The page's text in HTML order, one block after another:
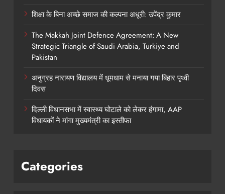
शिक्षा के बिना अच्छे समाज की कल्पना अधूरी: उपेंद्र कुमार
The Makkah Joint Defence Agreement: A New
Strategic Triangle of Saudi Arabia, Turkiye and
Pakistan
अनुग्रह नारायण विद्यालय में धूमधाम से मनाया गया बिहार पृथ्वी
दिवस
दिल्ली विधानसभा में स्वास्थ्य घोटाले को लेकर हंगामा, AAP
विधायकों ने मांगा मुख्यमंत्री का इस्तीफा
Categories